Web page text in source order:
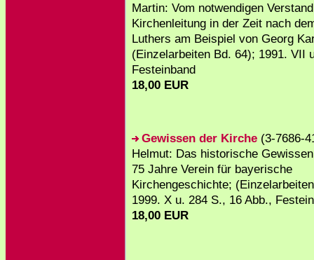
Martin: Vom notwendigen
Kirchenleitung in der Zeit nach
Luthers am Beispiel von Georg
(Einzelarbeiten Bd. 64); 1991. VII
Festeinband
18,00 EUR
Gewissen der Kirche (3-7686-
Helmut: Das historische
75 Jahre Verein für bayerische
Kirchengeschichte;
1999. X u. 284 S., 16 Abb.,
18,00 EUR